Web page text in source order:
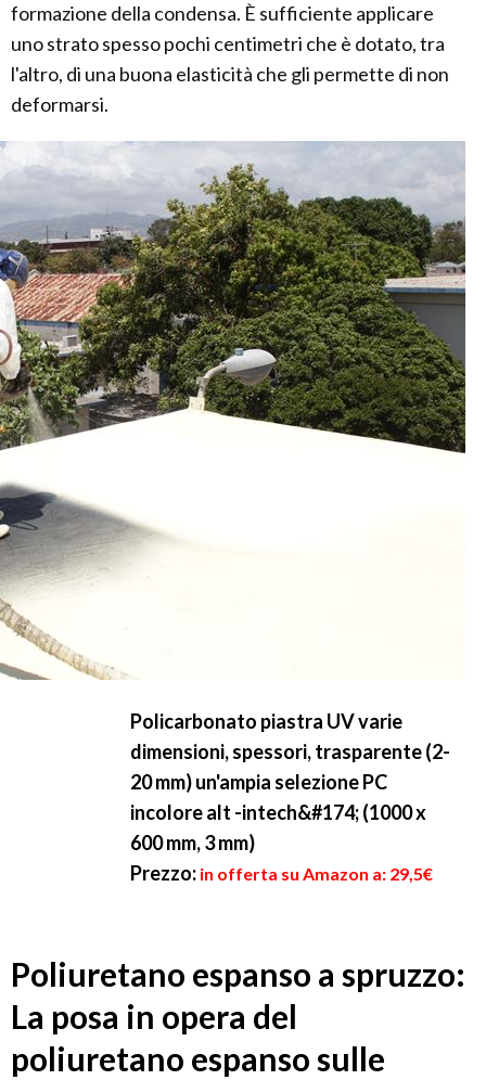
formazione della condensa. È sufficiente applicare
uno strato spesso pochi centimetri che è dotato, tra
l'altro, di una buona elasticità che gli permette di non
deformarsi.
Policarbonato piastra UV varie
dimensioni, spessori, trasparente (2-
20 mm) un'ampia selezione PC
incolore alt -intech&#174; (1000 x
600 mm, 3 mm)
Prezzo: in offerta su Amazon a: 29,5€
Poliuretano espanso a spruzzo:
La posa in opera del
poliuretano espanso sulle